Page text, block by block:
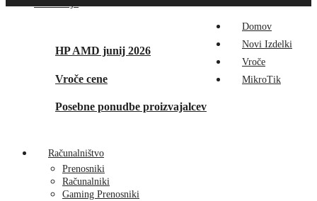
HP AMD junij 2026
Vroče cene
Posebne ponudbe proizvajalcev
Domov
Novi Izdelki
Vroče
MikroTik
Računalništvo
Prenosniki
Računalniki
Gaming Prenosniki